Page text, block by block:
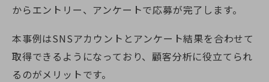
からエントリー、アンケートで応募が完了します。
本事例はSNSアカウントとアンケート結果を合わせて
取得できるようになっており、顧客分析に役立てられ
るのがメリットです。